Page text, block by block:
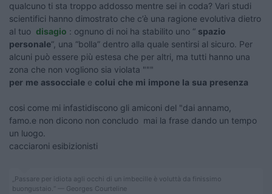
qualcuno ti sta troppo addosso mentre sei in coda? Vari studi
scientifici hanno dimostrato che c’è una ragione evolutiva dietro
al tuo disagio : ognuno di noi ha stabilito uno “ spazio
personale“, una “bolla” dentro alla quale sentirsi al sicuro. Per
alcuni può essere più estesa che per altri, ma tutti hanno una
zona che non vogliono sia violata """
per me assocciale e colui che mi impone la sua presenza
cosi come mi infastidiscono gli amiconi del "dai annamo,
famo.e non dicono non concludo mai la frase dando un tempo
un luogo.
cacciaroni esibizionisti
„Passare per idiota agli occhi di un imbecille è voluttà da finissimo
buongustaio.“ — Georges Courteline